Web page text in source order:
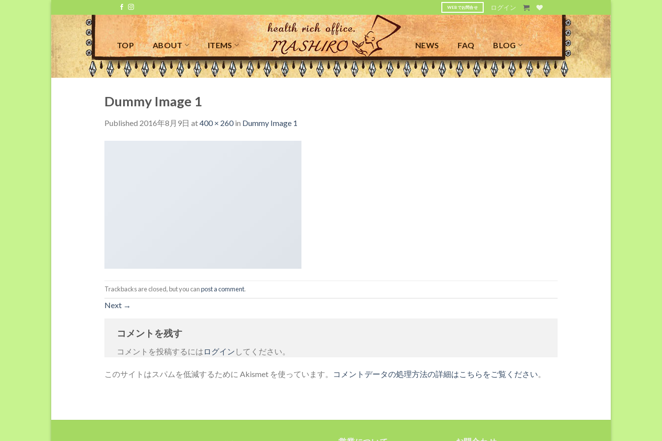
content
WEBでお問合せ ログイン
TOP ABOUT ITEMS NEWS FAQ BLOG
Dummy Image 1
Published 2016年8月9日 at400 × 260in Dummy Image 1
Trackbacks are closed, but you canpost a comment.
Next →
コメントを残す
コメントを投稿するには ログイン してください。
このサイトはスパムを低減するために Akismet を使っています。 コメントデータの処理方法の詳細はこちらをご覧ください。